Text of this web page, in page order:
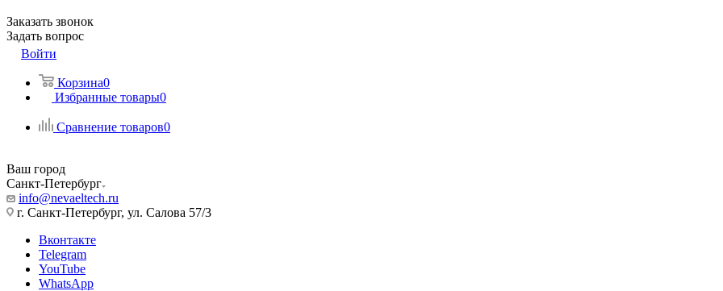
Заказать звонок
Задать вопрос
Войти
Корзина0
Избранные товары0
Сравнение товаров0
Ваш город
Санкт-Петербург
info@nevaeltech.ru
г. Санкт-Петербург, ул. Салова 57/3
Вконтакте
Telegram
YouTube
WhatsApp